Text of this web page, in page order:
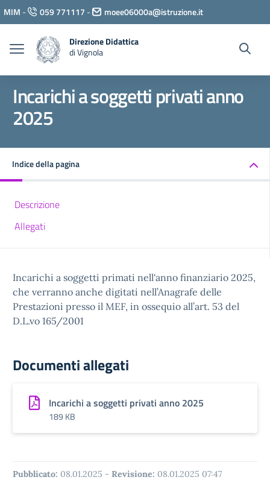
Vai ai contenuti
Vai al menu di navigazione
Vai al footer
MIM - 059 771117 - moee06000a@istruzione.it
Direzione Didattica
di Vignola
Incarichi a soggetti privati anno
2025
Indice della pagina
Descrizione
Allegati
Incarichi a soggetti primati nell'anno finanziario 2025,
che verranno anche digitati nell’Anagrafe delle
Prestazioni presso il MEF, in ossequio all’art. 53 del
D.L.vo 165/2001
Documenti allegati
Incarichi a soggetti privati anno 2025
189 KB
Pubblicato: 08.01.2025 - Revisione: 08.01.2025 07:47